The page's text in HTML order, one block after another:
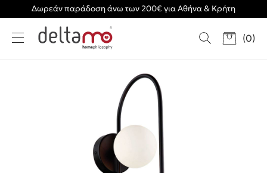
Δωρεάν παράδοση άνω των 200€ για Αθήνα & Κρήτη
(0)